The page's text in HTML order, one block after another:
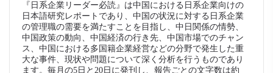
『日系企業リーダー必読』は中国における日系企業向けの
日本語研究レポートであり、中国の状況に対する日系企業
の管理職の需要を満たすことを目指し、中日関係の情勢、
中国政策の動向、中国経済の行き先、中国市場でのチャン
ス、中国における多国籍企業経営などの分野で発生した重
大な事件、現状や問題について深く分析を行うものであり
ます。毎月の5日と20日に発刊し、報告ごとの文字数は約